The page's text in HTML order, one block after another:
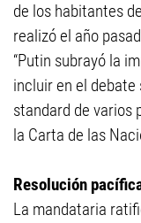
de los habitantes
realizó el año
“Putin subrayó la
incluir en el
standard de varios
la Carta de las
Resolución
La mandataria